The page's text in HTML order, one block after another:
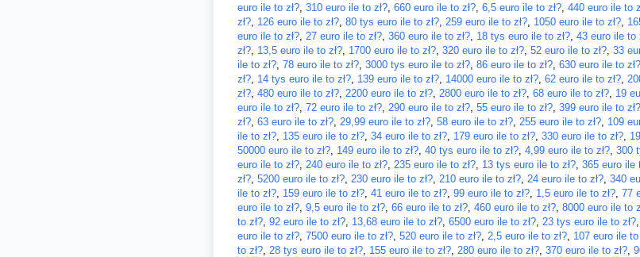
euro ile to zł?, 310 euro ile to zł?, 660 euro ile to zł?, 6,5 euro ile to zł?, 440 euro ile to
zł?, 126 euro ile to zł?, 80 tys euro ile to zł?, 259 euro ile to zł?, 1050 euro ile to zł?,
euro ile to zł?, 27 euro ile to zł?, 360 euro ile to zł?, 18 tys euro ile to zł?, 43 euro ile to
zł?, 13,5 euro ile to zł?, 1700 euro ile to zł?, 320 euro ile to zł?, 52 euro ile to zł?, 33
ile to zł?, 78 euro ile to zł?, 3000 tys euro ile to zł?, 86 euro ile to zł?, 630 euro ile to zł?
zł?, 14 tys euro ile to zł?, 139 euro ile to zł?, 14000 euro ile to zł?, 62 euro ile to zł?,
zł?, 480 euro ile to zł?, 2200 euro ile to zł?, 2800 euro ile to zł?, 68 euro ile to zł?, 19
euro ile to zł?, 72 euro ile to zł?, 290 euro ile to zł?, 55 euro ile to zł?, 399 euro ile to zł?
zł?, 63 euro ile to zł?, 29,99 euro ile to zł?, 58 euro ile to zł?, 255 euro ile to zł?, 109
ile to zł?, 135 euro ile to zł?, 34 euro ile to zł?, 179 euro ile to zł?, 330 euro ile to zł?,
50000 euro ile to zł?, 149 euro ile to zł?, 40 tys euro ile to zł?, 4,99 euro ile to zł?, 300
euro ile to zł?, 240 euro ile to zł?, 235 euro ile to zł?, 13 tys euro ile to zł?, 365 euro ile
zł?, 5200 euro ile to zł?, 230 euro ile to zł?, 210 euro ile to zł?, 24 euro ile to zł?, 340
ile to zł?, 159 euro ile to zł?, 41 euro ile to zł?, 99 euro ile to zł?, 1,5 euro ile to zł?, 77
euro ile to zł?, 9,5 euro ile to zł?, 66 euro ile to zł?, 460 euro ile to zł?, 8000 euro ile to
to zł?, 92 euro ile to zł?, 13,68 euro ile to zł?, 6500 euro ile to zł?, 23 tys euro ile to zł?,
euro ile to zł?, 7500 euro ile to zł?, 520 euro ile to zł?, 2,5 euro ile to zł?, 107 euro ile to
to zł?, 28 tys euro ile to zł?, 155 euro ile to zł?, 280 euro ile to zł?, 370 euro ile to zł?,